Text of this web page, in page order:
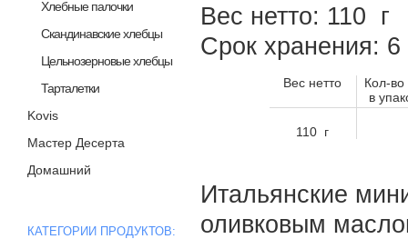
Вес нетто: 110 г
Срок хранения:
Вес нетто
Кол-во
в
110 г
Итальянские
оливковым
Хлебные палочки
Скандинавские хлебцы
Цельнозерновые хлебцы
Тарталетки
Kovis
Мастер Десерта
Домашний
КАТЕГОРИИ ПРОДУКТОВ: